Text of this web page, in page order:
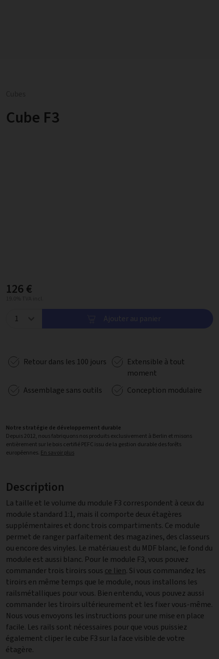
Cube F3
126 €
Ajouter au panier
Retour dans les 100 jours
Extensible à tout
moment
Assemblage sans outils
Conception modulaire
Notre stratégie de développement durable
Depuis 2012, nous fabriquons nos produits exclusivement à Berlin et misons
entièrement sur le bois certifié PEFC issu de la gestion durable des forêts
européennes. En savoir plus
Description
La taille et le volume du module F3 correspondent à ceux du
module standard 1:1, mais il comporte deux étagères
supplémentaires et donc trois compartiments. Ce module
permet de ranger parfaitement des magazines, des classeurs
ou encore des vinyles. Le matériau est du MDF blanc, le fond du
module est aussi blanc. Pour le module F3, vous pouvez
commander trois tiroirs sous ce lien. Si vous commandez les
tiroirs en même temps que le module, nous installons les
railsmétalliques pour vous. Bien entendu, vous pouvez aussi
commander les tiroirs ultérieurement et les fixer vous-même.
Nous vous envoyons les instructions pour une mise en place
facile. Les rails sont nécessaires pour que vous puissiez
également cliper le cube F3 sur la face visible de votre
étagère.